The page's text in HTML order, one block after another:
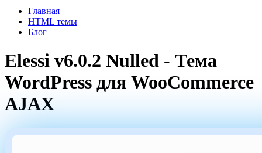
Главная
HTML темы
Блог
Elessi v6.0.2 Nulled - Тема
WordPress для WooCommerce
AJAX